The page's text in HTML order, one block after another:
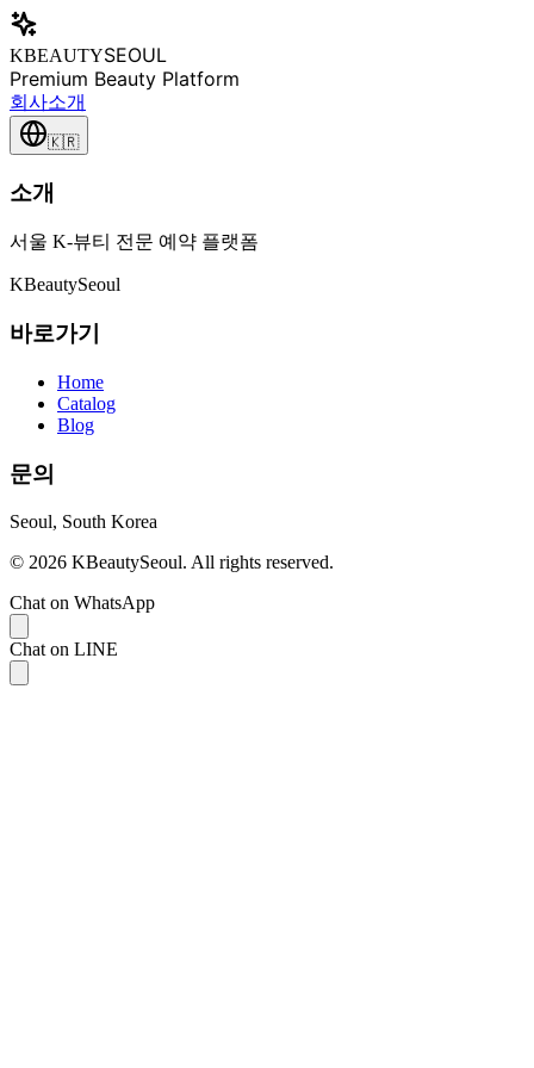
KBEAUTYSEOUL
Premium Beauty Platform
회사소개
🇰🇷
소개
서울 K-뷰티 전문 예약 플랫폼
KBeautySeoul
바로가기
Home
Catalog
Blog
문의
Seoul, South Korea
© 2026 KBeautySeoul. All rights reserved.
Chat on WhatsApp
Chat on LINE